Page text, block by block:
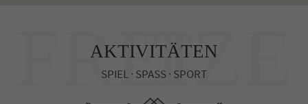
FREIZEIT
AKTIVITÄTEN
SPIEL · SPASS · SPORT